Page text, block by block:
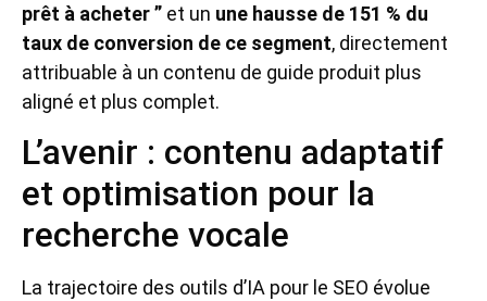
prêt à acheter ” et un une hausse de 151 % du
taux de conversion de ce segment, directement
attribuable à un contenu de guide produit plus
aligné et plus complet.
L’avenir : contenu adaptatif
et optimisation pour la
recherche vocale
La trajectoire des outils d’IA pour le SEO évolue